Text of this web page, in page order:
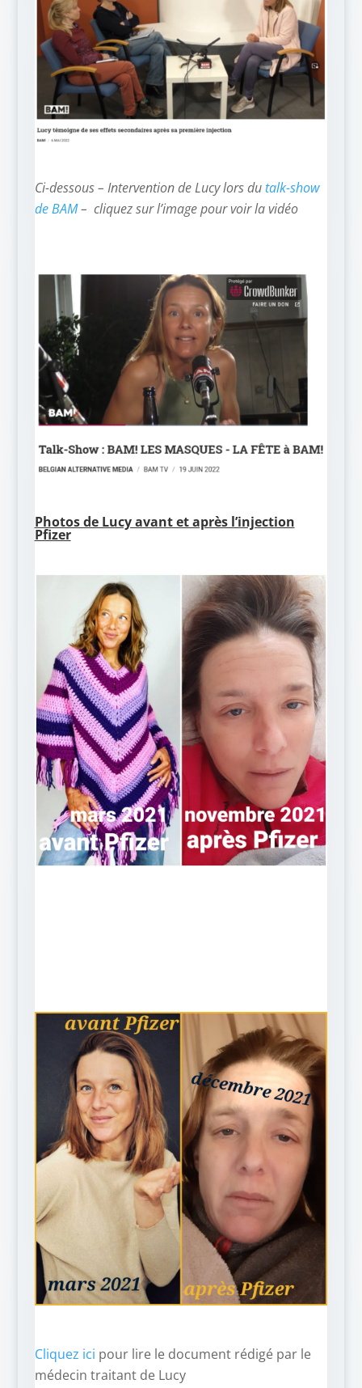
Ci-dessous – Intervention de Lucy lors dutalk-show
de BAM– cliquez sur l’image pour voir la vidéo
Photos de Lucy avant et après l’injection
Pfizer
Cliquez ici pour lire le document rédigé par le
médecin traitant de Lucy